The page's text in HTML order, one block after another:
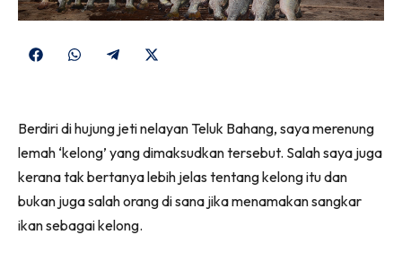
Share
Share
Share
(Twitter)
Berdiri di hujung jeti nelayan Teluk Bahang, saya merenung
lemah ‘kelong’ yang dimaksudkan tersebut. Salah saya juga
kerana tak bertanya lebih jelas tentang kelong itu dan
bukan juga salah orang di sana jika menamakan sangkar
ikan sebagai kelong.